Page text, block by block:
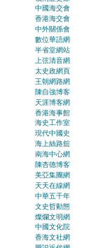
中國海交會
香港海交會
中外關係會
數位華語網
半省堂網站
上弦清音網
太史政網頁
王朝網路網
陳自強博客
天涯博客網
香港海事館
海史工作室
現代中國史
海上絲路舘
南海中心網
陳杏德博客
美亞集團網
天天在線網
中華五千年
文史哲動態
燦爛文明網
中國文化院
香海文社網